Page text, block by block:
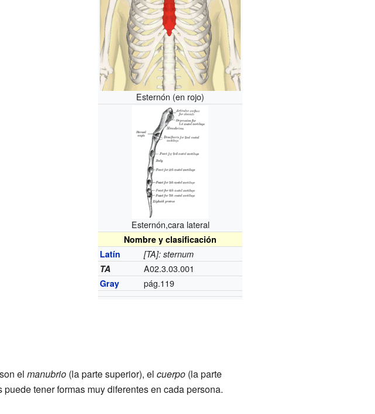
Esternón (en rojo)
Esternón,cara lateral
Nombre y clasificación
Latín
[TA]: sternum
TA
A02.3.03.001
Gray pág.119
el manubrio(la parte superior), el cuerpo(la parte
tener formas muy diferentes en cada persona.